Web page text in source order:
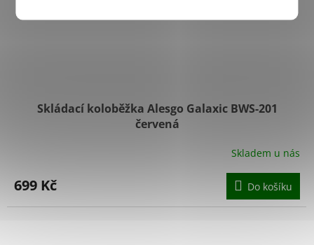
Skládací koloběžka Alesgo Galaxic BWS-201
červená
Skladem u nás
699 Kč Do košíku